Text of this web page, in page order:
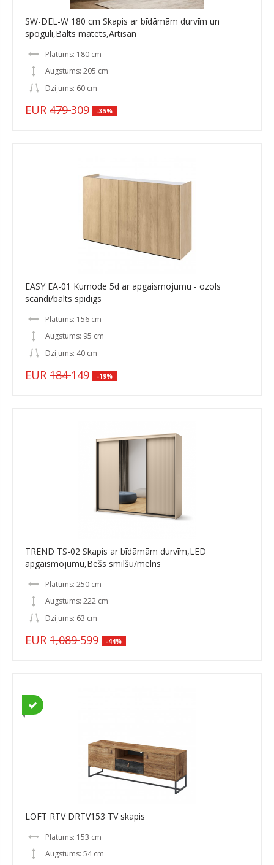
SW-DEL-W 180 cm Skapis ar bīdāmām durvīm un
spoguli,Balts matēts,Artisan
Platums: 180 cm
Augstums: 205 cm
Dziļums: 60 cm
EUR 479309 -35%
EASY EA-01 Kumode 5d ar apgaismojumu - ozols
scandi/balts spīdīgs
Platums: 156 cm
Augstums: 95 cm
Dziļums: 40 cm
EUR 184149 -19%
TREND TS-02 Skapis ar bīdāmām durvīm,LED
apgaismojumu,Bēšs smilšu/melns
Platums: 250 cm
Augstums: 222 cm
Dziļums: 63 cm
EUR 1,089599 -44%
LOFT RTV DRTV153 TV skapis
Platums: 153 cm
Augstums: 54 cm